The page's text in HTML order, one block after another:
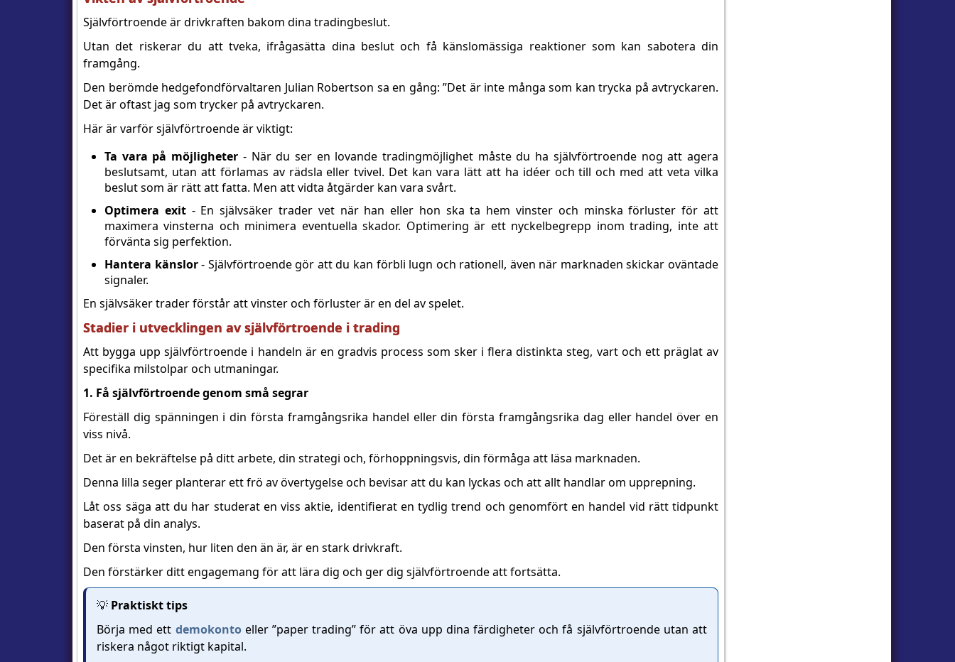
Självförtroende är drivkraften bakom dina tradingbeslut.
Utan det riskerar du att tveka, ifrågasätta dina beslut och få känslomässiga reaktioner som kan sabotera din
framgång.
Den berömde hedgefondförvaltaren Julian Robertson sa en gång: ”Det är inte många som kan trycka på avtryckaren.
Det är oftast jag som trycker på avtryckaren.
Här är varför självförtroende är viktigt:
Ta vara på möjligheter - När du ser en lovande tradingmöjlighet måste du ha självförtroende nog att agera
beslutsamt, utan att förlamas av rädsla eller tvivel. Det kan vara lätt att ha idéer och till och med att veta vilka
beslut som är rätt att fatta. Men att vidta åtgärder kan vara svårt.
Optimera exit - En självsäker trader vet när han eller hon ska ta hem vinster och minska förluster för att
maximera vinsterna och minimera eventuella skador. Optimering är ett nyckelbegrepp inom trading, inte att
förvänta sig perfektion.
Hantera känslor- Självförtroende gör att du kan förbli lugn och rationell, även när marknaden skickar oväntade
signaler.
En självsäker trader förstår att vinster och förluster är en del av spelet.
Stadier i utvecklingen av självförtroende i trading
Att bygga upp självförtroende i handeln är en gradvis process som sker i flera distinkta steg, vart och ett präglat av
specifika milstolpar och utmaningar.
1. Få självförtroende genom små segrar
Föreställ dig spänningen i din första framgångsrika handel eller din första framgångsrika dag eller handel över en
viss nivå.
Det är en bekräftelse på ditt arbete, din strategi och, förhoppningsvis, din förmåga att läsa marknaden.
Denna lilla seger planterar ett frö av övertygelse och bevisar att du kan lyckas och att allt handlar om upprepning.
Låt oss säga att du har studerat en viss aktie, identifierat en tydlig trend och genomfört en handel vid rätt tidpunkt
baserat på din analys.
Den första vinsten, hur liten den än är, är en stark drivkraft.
Den förstärker ditt engagemang för att lära dig och ger dig självförtroende att fortsätta.
💡 Praktiskt tips
Börja med ett demokontoeller ”paper trading” för att öva upp dina färdigheter och få självförtroende utan att
riskera något riktigt kapital.